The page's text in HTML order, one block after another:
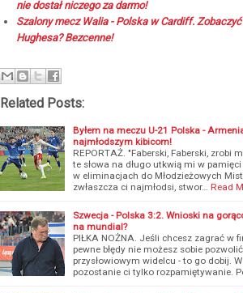
nie dostał niczego za darmo!
Szalony mecz Walia - Polska w Cardiff.
Hughesa? Bezcenne!
Related Posts:
Byłem na meczu U-21 Polska -
najmłodszym kibicom!
REPORTAŻ. "Faberski, Faberski, zrobi
te słowa na długo utkwią mi w
w eliminacjach do Młodzieżowych
zwłaszcza ci najmłodsi, stwor… Read
Szwecja - Polska 3:2. Wnioski na
na mundial?
PIŁKA NOŻNA. Jeśli chcesz zagrać w
pewne błędy nie możesz sobie
przysłowiowym widelcu - to go dobij.
pozostanie ci tylko rozpamiętywanie.